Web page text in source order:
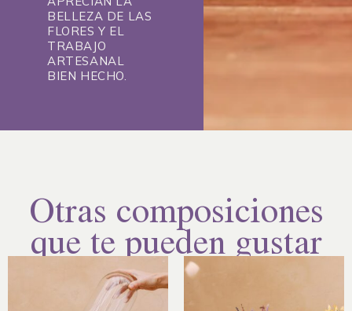
BELLEZA DE LAS
FLORES Y EL
TRABAJO
ARTESANAL
BIEN HECHO.
Otras composiciones
que te pueden gustar